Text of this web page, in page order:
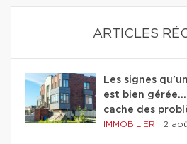
ARTICLES
Les signes
est bien
cache des
IMMOBILIER 2